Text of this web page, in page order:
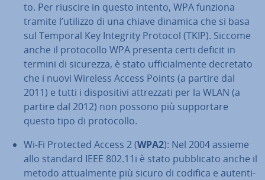
to. Per riuscire in questo intento, WPA funziona
tramite l’utilizzo di una chiave dinamica che si basa
sul Temporal Key Integrity Protocol (TKIP). Siccome
anche il pro­to­col­lo WPA presenta certi deficit in
termini di sicurezza, è stato uf­fi­cial­men­te decretato
che i nuovi Wireless Access Points (a partire dal
2011) e tutti i di­spo­si­ti­vi at­trez­za­ti per la WLAN (a
partire dal 2012) non possono più sup­por­ta­re
questo tipo di pro­to­col­lo.
Wi-Fi Protected Access 2 (WPA2): Nel 2004 assieme
allo standard IEEE 802.11i è stato pub­bli­ca­to anche il
metodo at­tual­men­te più sicuro di codifica e au­ten­ti­